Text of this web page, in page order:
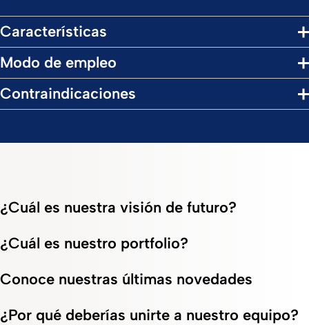
Características
Modo de empleo
Contraindicaciones
¿Cuál es nuestra visión de futuro?
¿Cuál es nuestro portfolio?
Conoce nuestras últimas novedades
¿Por qué deberías unirte a nuestro equipo?